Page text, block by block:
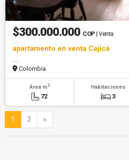
$300.000.000 COP | Venta
apartamento en venta Cajicá
Colombia
Área m2
72
Habitaciones
3
1 2 »